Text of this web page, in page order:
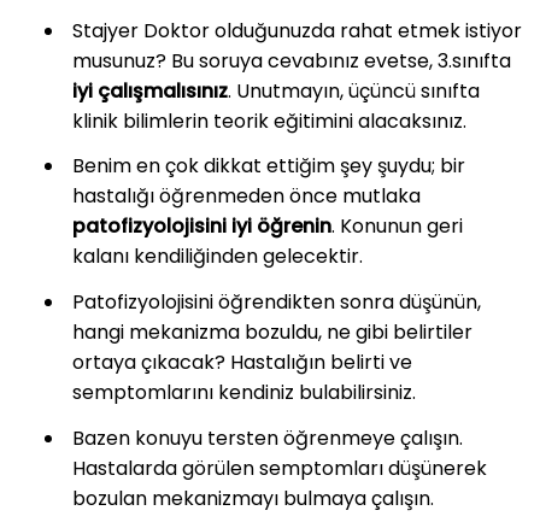
Stajyer Doktor olduğunuzda rahat etmek istiyor
musunuz? Bu soruya cevabınız evetse, 3.sınıfta
iyi çalışmalısınız. Unutmayın, üçüncü sınıfta
klinik bilimlerin teorik eğitimini alacaksınız.
Benim en çok dikkat ettiğim şey şuydu; bir
hastalığı öğrenmeden önce mutlaka
patofizyolojisini iyi öğrenin. Konunun geri
kalanı kendiliğinden gelecektir.
Patofizyolojisini öğrendikten sonra düşünün,
hangi mekanizma bozuldu, ne gibi belirtiler
ortaya çıkacak? Hastalığın belirti ve
semptomlarını kendiniz bulabilirsiniz.
Bazen konuyu tersten öğrenmeye çalışın.
Hastalarda görülen semptomları düşünerek
bozulan mekanizmayı bulmaya çalışın.